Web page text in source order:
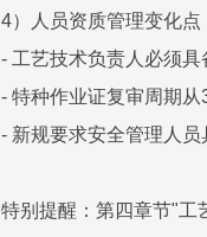
4）人员资质管理变化点
- 工艺技术负责人必须具
- 特种作业证复审周期从
- 新规要求安全管理人员
特别提醒：第四章节"工